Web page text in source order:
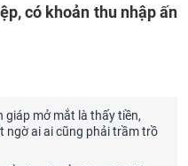
có khoản thu nhập ấn
giáp mở mắt là thấy tiền,
ngờ ai ai cũng phải trầm trồ